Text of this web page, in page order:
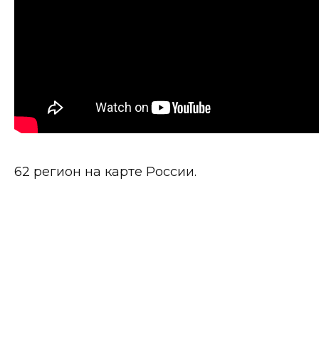
62 регион на карте России.